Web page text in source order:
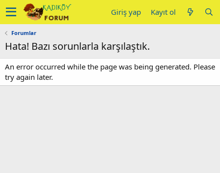
Giriş yap Kayıt ol
Forumlar
Hata! Bazı sorunlarla karşılaştık.
An error occurred while the page was being generated. Please
try again later.